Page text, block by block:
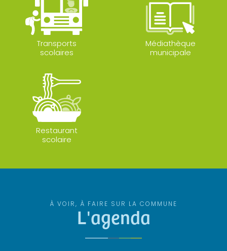
Transports
scolaires
Médiathèque
municipale
Restaurant
scolaire
À VOIR, À FAIRE SUR LA COMMUNE
L'agenda